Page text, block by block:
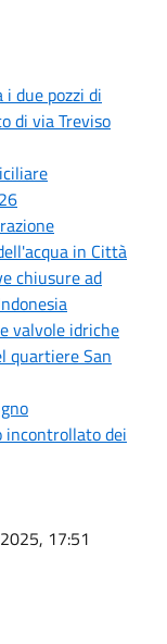
due pozzi di
di via Treviso
in Città
chiusure ad
valvole idriche
quartiere San
incontrollato dei
17:51